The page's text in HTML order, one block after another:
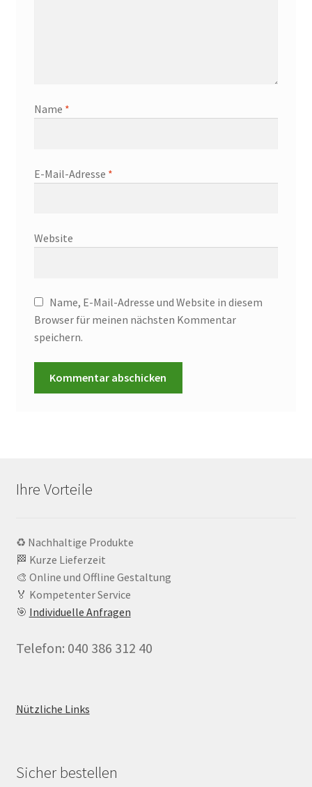
Name *
E-Mail-Adresse *
Website
Name, E-Mail-Adresse und Website in diesem
Browser für meinen nächsten Kommentar
speichern.
Ihre Vorteile
♻️ Nachhaltige Produkte
🏁 Kurze Lieferzeit
🎨 Online und Offline Gestaltung
🏅 Kompetenter Service
🎯 Individuelle Anfragen
Telefon: 040 386 312 40
Nützliche Links
Sicher bestellen